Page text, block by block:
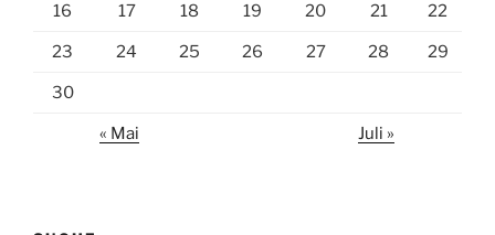
16 17 18 19 20 21 22
23 24 25 26 27 28 29
30
« Mai Juli »